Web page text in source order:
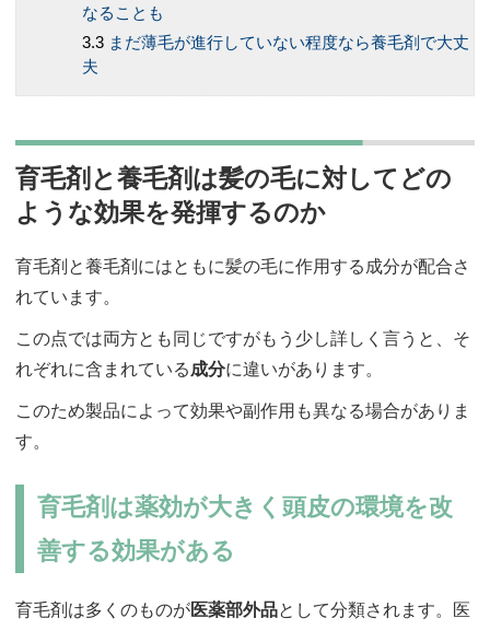
なることも
まだ薄毛が進行していない程度なら養毛剤で大丈
夫
育毛剤と養毛剤は髪の毛に対してどの
ような効果を発揮するのか
育毛剤と養毛剤にはともに髪の毛に作用する成分が配合さ
れています。
この点では両方とも同じですがもう少し詳しく言うと、そ
れぞれに含まれている成分に違いがあります。
このため製品によって効果や副作用も異なる場合がありま
す。
育毛剤は薬効が大きく頭皮の環境を改
善する効果がある
育毛剤は多くのものが医薬部外品として分類されます。医